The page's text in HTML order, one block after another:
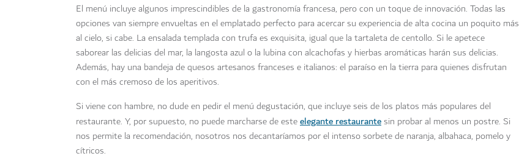
El menú incluye algunos imprescindibles de la gastronomía francesa, pero con un toque de innovación. Todas las
opciones van siempre envueltas en el emplatado perfecto para acercar su experiencia de alta cocina un poquito más
al cielo, si cabe. La ensalada templada con trufa es exquisita, igual que la tartaleta de centollo. Si le apetece
saborear las delicias del mar, la langosta azul o la lubina con alcachofas y hierbas aromáticas harán sus delicias.
Además, hay una bandeja de quesos artesanos franceses e italianos: el paraíso en la tierra para quienes disfrutan
con el más cremoso de los aperitivos.
Si viene con hambre, no dude en pedir el menú degustación, que incluye seis de los platos más populares del
restaurante. Y, por supuesto, no puede marcharse de esteelegante restaurantesin probar al menos un postre. Si
nos permite la recomendación, nosotros nos decantaríamos por el intenso sorbete de naranja, albahaca, pomelo y
cítricos.